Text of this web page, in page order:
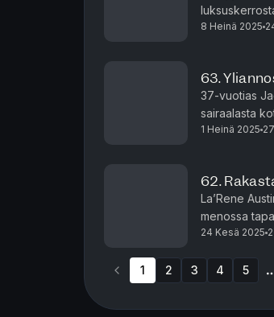
Yhdessä
8 Heinä 2025
63.
37-vuotias
sairaalasta kotiin. Tomilla on sydän- ja maksavaivoja, ja
kaatui ja
1 Heinä 2025
62.
La’Rene
menossa
talolle
24 Kesä 2025
1 2 3 4 5